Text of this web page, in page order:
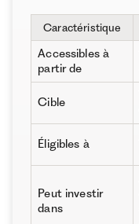
Caractéristique
Accessibles à
partir de
Cible
Éligibles à
Peut investir
dans